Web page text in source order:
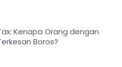
Kenapa Orang dengan
Boros?